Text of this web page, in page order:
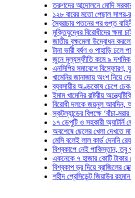
তরুণদের আন্দোলনে মোদি সরকার দুর্বল
১২৮ বারের মতো পেছাল সাগর-রুনি
স্বৈরাচার পতনের পর গুপ্ত বাহিনীর
মুক্তিযুদ্ধের বিরোধীদের ক্ষমা চাইতে
জাতীয় বৃক্ষমেলা উদ্বোধন করলেন
টানা ভারী বর্ষণ ও পাহাড়ি ঢলে পানিবন্দি
জুনে মূল্যস্ফীতি কমে ৯ দশমিক ১৬
এনসিপির সমাবেশে বিস্ফোরণ,
খামেনির জানাজায় অংশ নিয়ে দেশে
ব্যবসায়ীর অণ্ডকোষ চেপে চেক-
ইমাম খামেনির রাষ্ট্রীয়
বিরোধী দলকে জয়নুল আবদিন, আপনারা
স্কটল্যান্ডের বিপক্ষে ‘বাঁচা-মরার
১৭ ডেপুটি ও সহকারী অ্যাটর্নি
অবশেষে ছেলের খেলা দেখতে মাঠে
মেসি বলেই লাল কার্ড দেননি রেফারি!
বিশ্বকাপে নেই পাকিস্তান, তবু
একনেকে ৭ হাজার কোটি টাকার ৫
বিশ্বকাপ ড্র দিয়ে ব্রাজিলের হেক্সা
শহীদ প্রেসিডেন্ট জিয়াউর রহমান